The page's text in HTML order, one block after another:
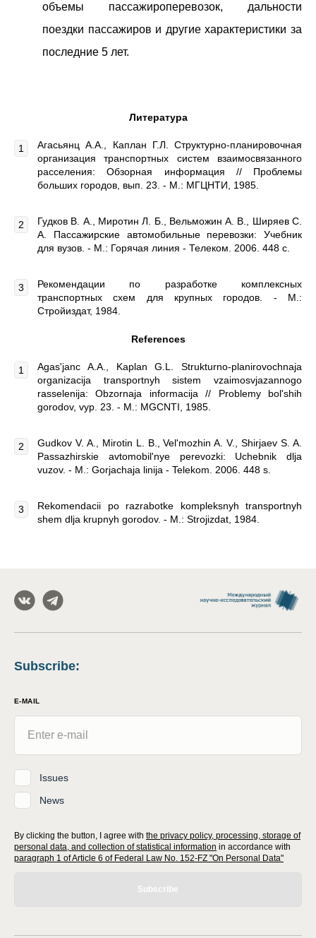
объемы пассажироперевозок, дальности
поездки пассажиров и другие характеристики за
последние 5 лет.
Литература
Агасьянц А.А., Каплан Г.Л. Структурно-планировочная
организация транспортных систем взаимосвязанного
расселения: Обзорная информация // Проблемы
больших городов, вып. 23. - М.: МГЦНТИ, 1985.
Гудков В. А., Миротин Л. Б., Вельможин А. В., Ширяев С.
А. Пассажирские автомобильные перевозки: Учебник
для вузов. - М.: Горячая линия - Телеком. 2006. 448 с.
Рекомендации по разработке комплексных
транспортных схем для крупных городов. - М.:
Стройиздат, 1984.
References
Agas'janc A.A., Kaplan G.L. Strukturno-planirovochnaja
organizacija transportnyh sistem vzaimosvjazannogo
rasselenija: Obzornaja informacija // Problemy bol'shih
gorodov, vyp. 23. - M.: MGCNTI, 1985.
Gudkov V. A., Mirotin L. B., Vel'mozhin A. V., Shirjaev S. A.
Passazhirskie avtomobil'nye perevozki: Uchebnik dlja
vuzov. - M.: Gorjachaja linija - Telekom. 2006. 448 s.
Rekomendacii po razrabotke kompleksnyh transportnyh
shem dlja krupnyh gorodov. - M.: Strojizdat, 1984.
Subscribe:
E-MAIL
Issues
News
By clicking the button, I agree with the privacy policy, processing, storage of
personal data, and collection of statistical information in accordance with
paragraph 1 of Article 6 of Federal Law No. 152-FZ "On Personal Data"
Subscribe